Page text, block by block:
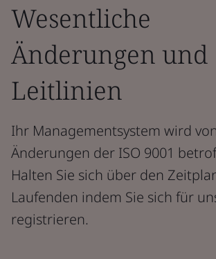
Wesentliche
Änderungen und
Leitlinien
Ihr Managementsystem wird
Änderungen der ISO 9001
Halten Sie sich über den
Laufenden indem Sie sich für
registrieren.